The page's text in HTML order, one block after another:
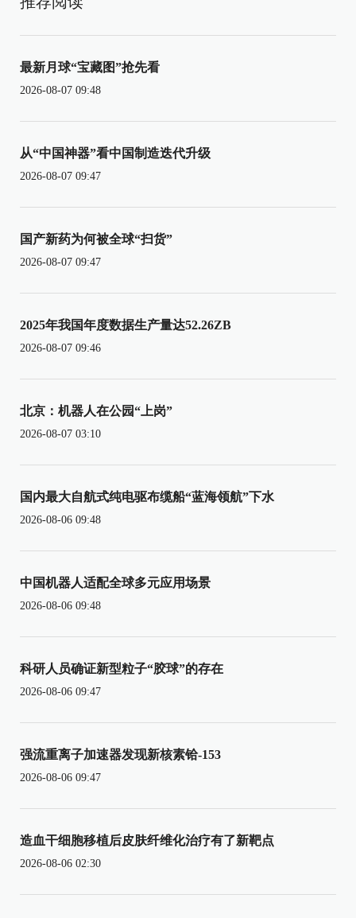
最新月球“宝藏图”抢先看
2026-08-07 09:48
从“中国神器”看中国制造迭代升级
2026-08-07 09:47
国产新药为何被全球“扫货”
2026-08-07 09:47
2025年我国年度数据生产量达52.26ZB
2026-08-07 09:46
北京：机器人在公园“上岗”
2026-08-07 03:10
国内最大自航式纯电驱布缆船“蓝海领航”下水
2026-08-06 09:48
中国机器人适配全球多元应用场景
2026-08-06 09:48
科研人员确证新型粒子“胶球”的存在
2026-08-06 09:47
强流重离子加速器发现新核素铪-153
2026-08-06 09:47
造血干细胞移植后皮肤纤维化治疗有了新靶点
2026-08-06 02:30